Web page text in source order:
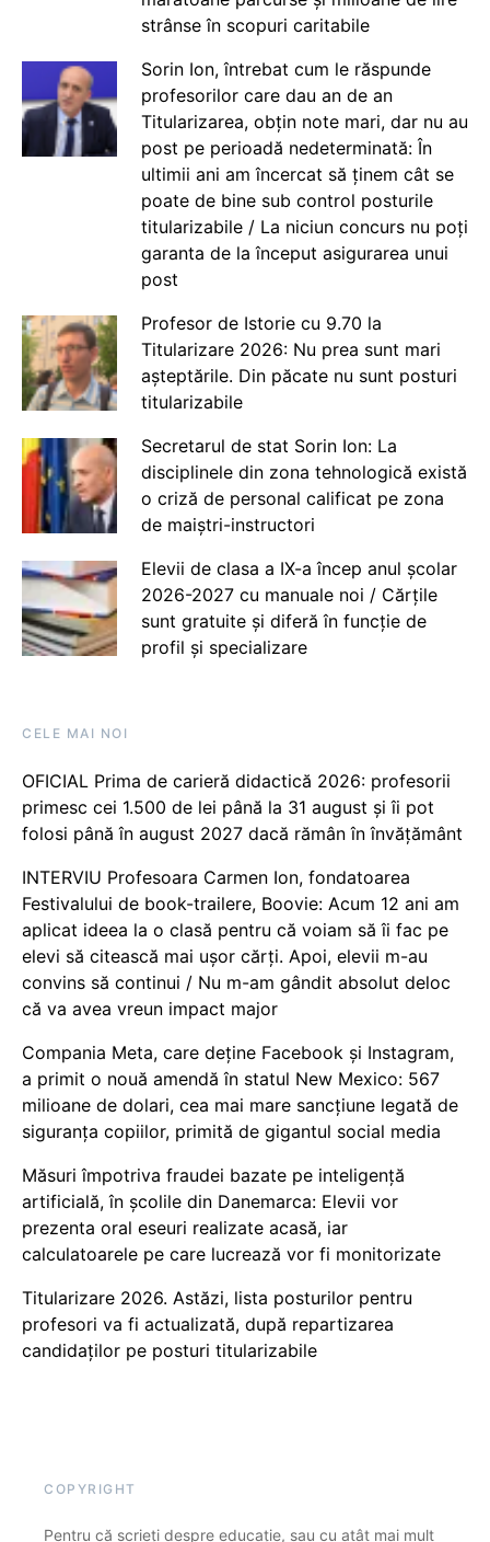
strânse în scopuri caritabile
Sorin Ion, întrebat cum le răspunde
profesorilor care dau an de an
Titularizarea, obțin note mari, dar nu au
post pe perioadă nedeterminată: În
ultimii ani am încercat să ținem cât se
poate de bine sub control posturile
titularizabile / La niciun concurs nu poți
garanta de la început asigurarea unui
post
Profesor de Istorie cu 9.70 la
Titularizare 2026: Nu prea sunt mari
așteptările. Din păcate nu sunt posturi
titularizabile
Secretarul de stat Sorin Ion: La
disciplinele din zona tehnologică există
o criză de personal calificat pe zona
de maiștri-instructori
Elevii de clasa a IX-a încep anul școlar
2026-2027 cu manuale noi / Cărțile
sunt gratuite și diferă în funcție de
profil și specializare
CELE MAI NOI
OFICIAL Prima de carieră didactică 2026: profesorii
primesc cei 1.500 de lei până la 31 august și îi pot
folosi până în august 2027 dacă rămân în învățământ
INTERVIU Profesoara Carmen Ion, fondatoarea
Festivalului de book-trailere, Boovie: Acum 12 ani am
aplicat ideea la o clasă pentru că voiam să îi fac pe
elevi să citească mai ușor cărți. Apoi, elevii m-au
convins să continui / Nu m-am gândit absolut deloc
că va avea vreun impact major
Compania Meta, care deține Facebook și Instagram,
a primit o nouă amendă în statul New Mexico: 567
milioane de dolari, cea mai mare sancțiune legată de
siguranța copiilor, primită de gigantul social media
Măsuri împotriva fraudei bazate pe inteligență
artificială, în școlile din Danemarca: Elevii vor
prezenta oral eseuri realizate acasă, iar
calculatoarele pe care lucrează vor fi monitorizate
Titularizare 2026. Astăzi, lista posturilor pentru
profesori va fi actualizată, după repartizarea
candidaților pe posturi titularizabile
COPYRIGHT
Pentru că scrieți despre educație, sau cu atât mai mult